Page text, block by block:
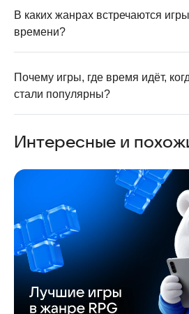
бесплатно. Внутри могут быть
проходить уровни можно без
В каких жанрах встречаются
времени?
симуляторах, тайм-
головоломках. В каждом жанре
Почему игры, где время идёт,
стали популярны?
непредсказуемым. Игрок сам
такие игры уникальными.
Интересные и